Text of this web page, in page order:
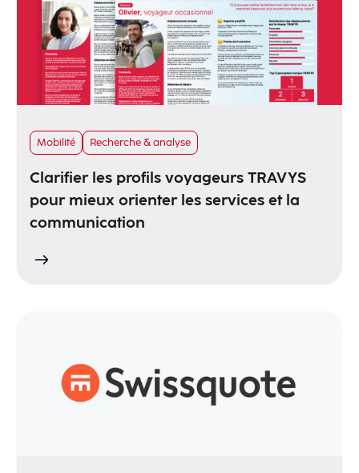
Mobilité Recherche & analyse
Clarifier les profils voyageurs TRAVYS
pour mieux orienter les services et la
communication